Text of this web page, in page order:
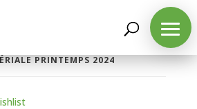
THÉS VERTS
PRINTEMPS 2024